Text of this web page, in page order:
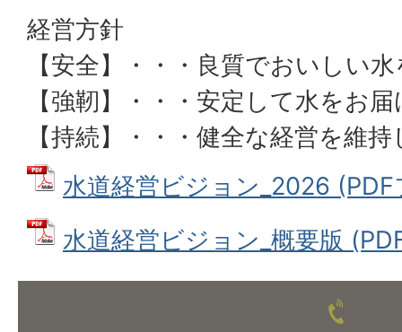
経営方針
【安全】・・・良質でおいしい
【強靭】・・・安定して水をお
【持続】・・・健全な経営を維
水道経営ビジョン_2026
水道経営ビジョン_概要版